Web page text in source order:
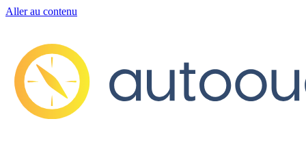
Aller au contenu